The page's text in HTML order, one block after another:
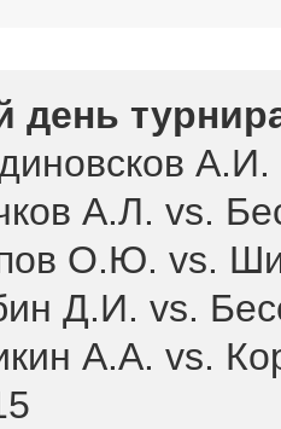
день
А.Л. vs.
О.Ю. vs.
Д.И. vs.
А.А. vs.